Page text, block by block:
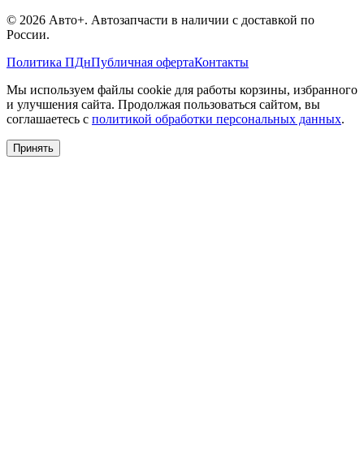
© 2026 Авто+. Автозапчасти в наличии с доставкой по
России.
Политика ПДнПубличная офертаКонтакты
Мы используем файлы cookie для работы корзины, избранного
и улучшения сайта. Продолжая пользоваться сайтом, вы
соглашаетесь с политикой обработки персональных данных.
Принять